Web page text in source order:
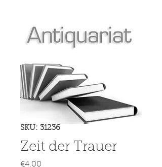
SKU: 31236
Zeit der Trauer
€4.00